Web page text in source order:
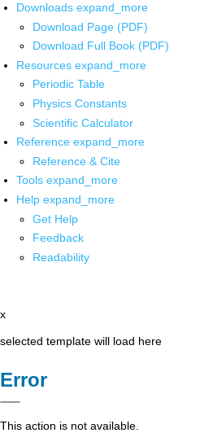
Downloads expand_more
Download Page (PDF)
Download Full Book (PDF)
Resources expand_more
Periodic Table
Physics Constants
Scientific Calculator
Reference expand_more
Reference & Cite
Tools expand_more
Help expand_more
Get Help
Feedback
Readability
x
selected template will load here
Error
This action is not available.